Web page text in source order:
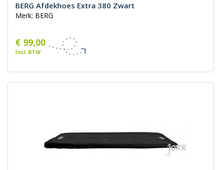
BERG Afdekhoes Extra 380 Zwart
Merk: BERG
€ 99,00
Incl. BTW